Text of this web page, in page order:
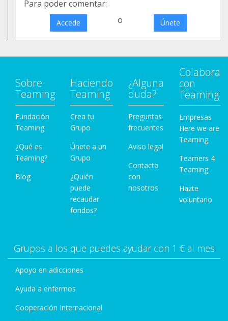
Para poder comentar:
Accede o Únete
Sobre
Teaming
Fundación
Teaming
¿Qué es
Teaming?
Blog
Haciendo
Teaming
Crea tu
Grupo
Únete a un
Grupo
¿Quién
puede
recaudar
fondos?
¿Alguna
duda?
Preguntas
frecuentes
Aviso legal
Contacta
con
nosotros
Colabora
con
Teaming
Empresas
Here we are
Teaming
Teamers 4
Teaming
Hazte
voluntario
Grupos a los que puedes ayudar con 1 € al mes
Apoyo en adicciones
Ayuda a enfermos
Cooperación Internacional